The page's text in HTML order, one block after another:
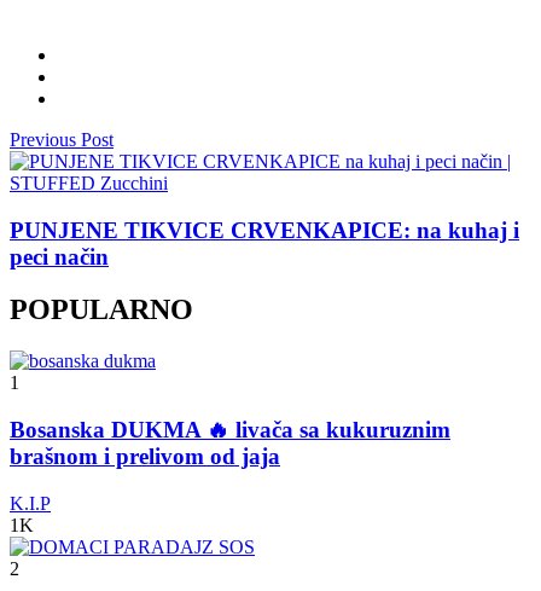
Previous Post
PUNJENE TIKVICE CRVENKAPICE: na kuhaj i
peci način
POPULARNO
1
Bosanska DUKMA 🔥 livača sa kukuruznim
brašnom i prelivom od jaja
K.I.P
1K
2